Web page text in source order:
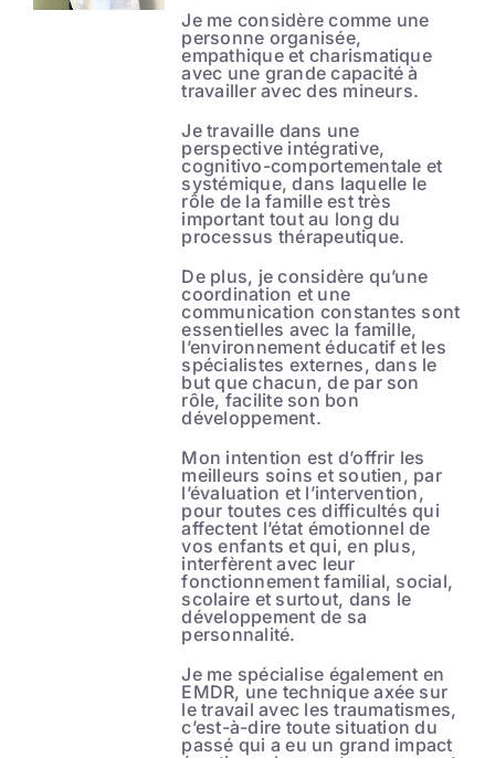
Je me considère comme une
personne organisée,
empathique et charismatique
avec une grande capacité à
travailler avec des mineurs.
Je travaille dans une
perspective intégrative,
cognitivo-comportementale et
systémique, dans laquelle le
rôle de la famille est très
important tout au long du
processus thérapeutique.
De plus, je considère qu’une
coordination et une
communication constantes sont
essentielles avec la famille,
l’environnement éducatif et les
spécialistes externes, dans le
but que chacun, de par son
rôle, facilite son bon
développement.
Mon intention est d’offrir les
meilleurs soins et soutien, par
l’évaluation et l’intervention,
pour toutes ces difficultés qui
affectent l’état émotionnel de
vos enfants et qui, en plus,
interfèrent avec leur
fonctionnement familial, social,
scolaire et surtout, dans le
développement de sa
personnalité.
Je me spécialise également en
EMDR, une technique axée sur
le travail avec les traumatismes,
c’est-à-dire toute situation du
passé qui a eu un grand impact